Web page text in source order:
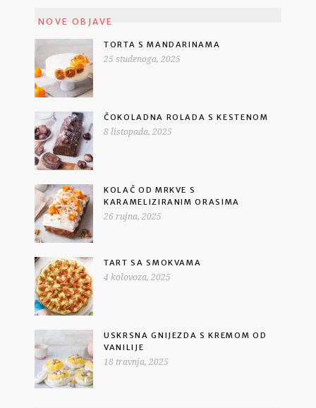
NOVE OBJAVE
TORTA S MANDARINAMA
25 studenoga, 2025
ČOKOLADNA ROLADA S KESTENOM
8 listopada, 2025
KOLAČ OD MRKVE S
KARAMELIZIRANIM ORASIMA
26 rujna, 2025
TART SA SMOKVAMA
4 kolovoza, 2025
USKRSNA GNIJEZDA S KREMOM OD
VANILIJE
18 travnja, 2025